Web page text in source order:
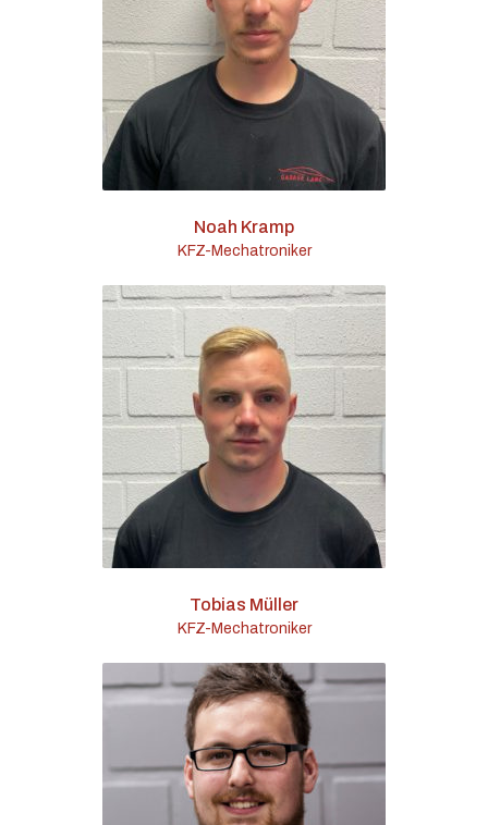
Noah Kramp
KFZ-Mechatroniker
Tobias Müller
KFZ-Mechatroniker